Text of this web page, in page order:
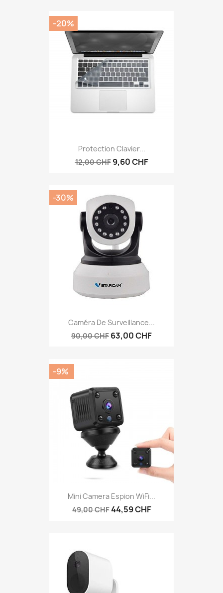
Protection Clavier...
12,00 CHF 9,60 CHF
-20%
Caméra De Surveillance...
90,00 CHF 63,00 CHF
-30%
Mini Camera Espion WiFi...
49,00 CHF44,59 CHF
-9%